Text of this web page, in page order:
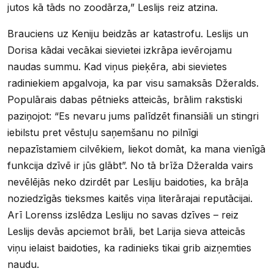
jutos kā tāds no zoodārza,” Leslijs reiz atzina.
Brauciens uz Keniju beidzās ar katastrofu. Leslijs un
Dorisa kādai vecākai sievietei izkrāpa ievērojamu
naudas summu. Kad viņus pieķēra, abi sievietes
radiniekiem apgalvoja, ka par visu samaksās Džeralds.
Populārais dabas pētnieks atteicās, brālim rakstiski
paziņojot: “Es nevaru jums palīdzēt finansiāli un stingri
iebilstu pret vēstuļu saņemšanu no pilnīgi
nepazīstamiem cilvēkiem, liekot domāt, ka mana vienīgā
funkcija dzīvē ir jūs glābt”. No tā brīža Džeralda vairs
nevēlējās neko dzirdēt par Lesliju baidoties, ka brāļa
noziedzīgās tieksmes kaitēs viņa literārajai reputācijai.
Arī Lorenss izslēdza Lesliju no savas dzīves – reiz
Leslijs devās apciemot brāli, bet Larija sieva atteicās
viņu ielaist baidoties, ka radinieks tikai grib aizņemties
naudu.